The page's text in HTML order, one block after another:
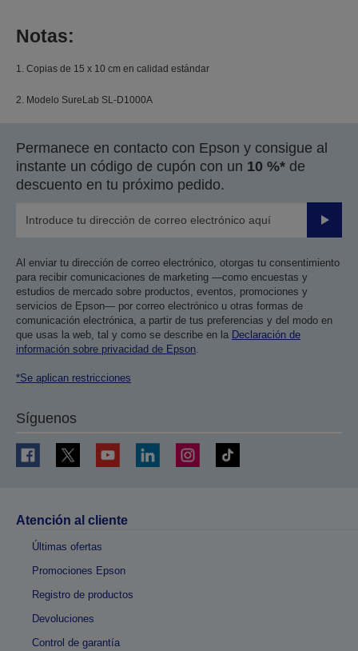
Notas:
1. Copias de 15 x 10 cm en calidad estándar
2. Modelo SureLab SL-D1000A
Permanece en contacto con Epson y consigue al
instante un código de cupón con un 10 %* de
descuento en tu próximo pedido.
Enviar
Al enviar tu dirección de correo electrónico, otorgas tu consentimiento
para recibir comunicaciones de marketing —como encuestas y
estudios de mercado sobre productos, eventos, promociones y
servicios de Epson— por correo electrónico u otras formas de
comunicación electrónica, a partir de tus preferencias y del modo en
que usas la web, tal y como se describe en la Declaración de
información sobre privacidad de Epson.
*Se aplican restricciones
Síguenos
Atención al cliente
Últimas ofertas
Promociones Epson
Registro de productos
Devoluciones
Control de garantía